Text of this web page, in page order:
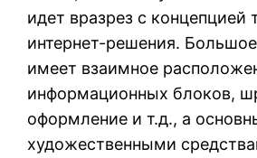
идет вразрез с концепцией
интернет-решения.
имеет взаимное
информационных блоков,
оформление и т.д., а
художественными